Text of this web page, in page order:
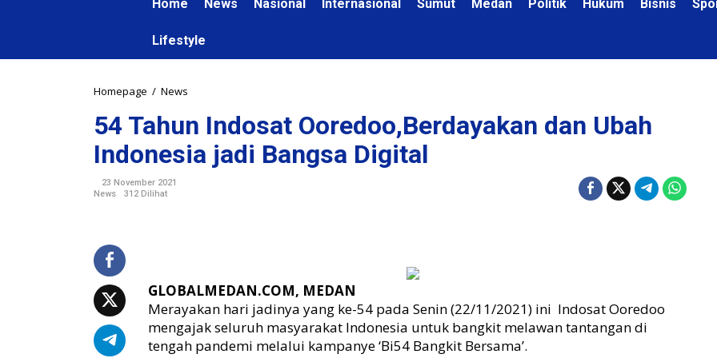
Home News Nasional Internasional Sumut Medan Politik Hukum Bisnis
Lifestyle
Homepage / News
T
a
h
a
t
O
o
r
54 Tahun Indosat Ooredoo,Berdayakan dan Ubah
Indonesia jadi Bangsa Digital
23 November 2021
News
312 Dilihat
GLOBALMEDAN.COM, MEDAN
Merayakan hari jadinya yang ke-54 pada Senin (22/11/2021) ini Indosat Ooredoo
mengajak seluruh masyarakat Indonesia untuk bangkit melawan tantangan di
tengah pandemi melalui kampanye ‘Bi54 Bangkit Bersama’.